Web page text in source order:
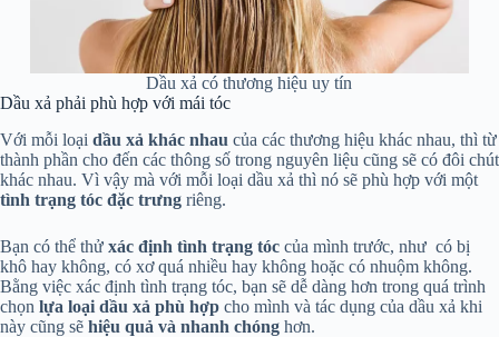
Dầu xả có thương hiệu uy tín
Dầu xả phải phù hợp với mái tóc
Với mỗi loại dầu xả khác nhau của các thương hiệu khác nhau, thì từ
thành phần cho đến các thông số trong nguyên liệu cũng sẽ có đôi chút
khác nhau. Vì vậy mà với mỗi loại dầu xả thì nó sẽ phù hợp với một
tình trạng tóc đặc trưng riêng.
Bạn có thể thử xác định tình trạng tóc của mình trước, như có bị
khô hay không, có xơ quá nhiều hay không hoặc có nhuộm không.
Bằng việc xác định tình trạng tóc, bạn sẽ dễ dàng hơn trong quá trình
chọn lựa loại dầu xả phù hợp cho mình và tác dụng của dầu xả khi
này cũng sẽ hiệu quả và nhanh chóng hơn.